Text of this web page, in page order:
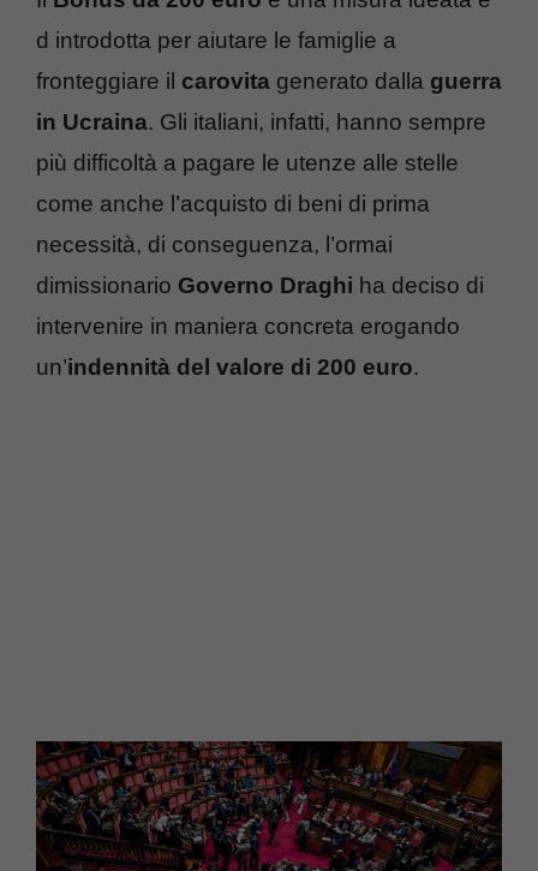
d introdotta per aiutare le famiglie a
fronteggiare il carovita generato dalla guerra
in Ucraina. Gli italiani, infatti, hanno sempre
più difficoltà a pagare le utenze alle stelle
come anche l’acquisto di beni di prima
necessità, di conseguenza, l’ormai
dimissionario Governo Draghi ha deciso di
intervenire in maniera concreta erogando
un’indennità del valore di 200 euro.